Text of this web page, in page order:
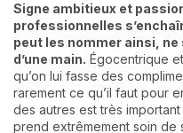
Signe ambitieux et
professionnelles
peut les nommer ainsi,
d’une main. Égocentrique
qu’on lui fasse des
rarement ce qu’il faut pour
des autres est très
prend extrêmement soin de